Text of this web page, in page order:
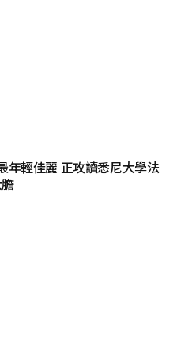
年輕佳麗 正攻讀悉尼大學法